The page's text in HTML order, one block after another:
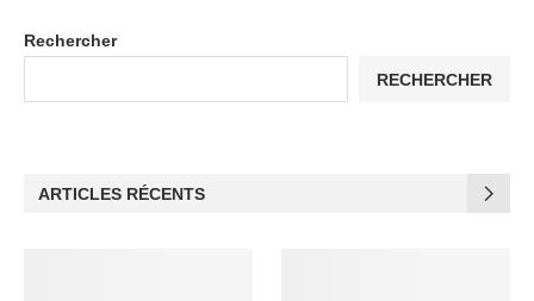
Rechercher
RECHERCHER
ARTICLES RÉCENTS